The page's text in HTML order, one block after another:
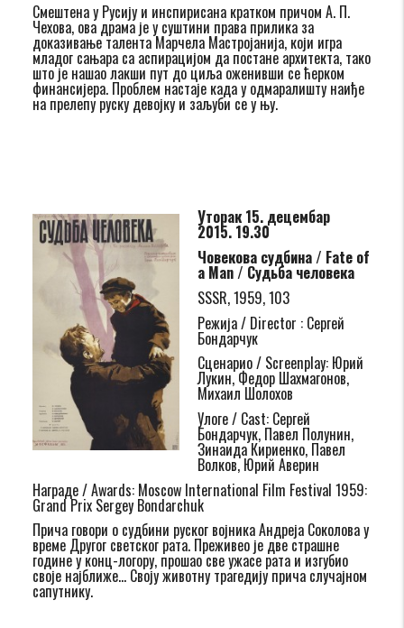
Смештена у Русију и инспирисана кратком причом А. П.
Чехова, ова драма је у суштини права прилика за
доказивање талента Марчела Мастројанија, који игра
младог сањара са аспирацијом да постане архитекта, тако
што је нашао лакши пут до циља оженивши се ћерком
финансијера. Проблем настаје када у одмаралишту наиђе
на прелепу руску девојку и заљуби се у њу.
Уторак 15. децембар
2015. 19.30
Човекова судбина / Fate of
a Man / Судьба человека
SSSR, 1959, 103
Режија / Director : Сергей
Бондарчук
Сценарио / Screenplay: Юрий
Лукин, Федор Шахмагонов,
Михаил Шолохов
Улоге / Cast: Сергей
Бондарчук, Павел Полунин,
Зинаида Кириенко, Павел
Волков, Юрий Аверин
Награде / Awards: Moscow International Film Festival 1959:
Grand Prix Sergey Bondarchuk
Прича говори о судбини руског војника Андреја Соколова у
време Другог светског рата. Преживео је две страшне
године у конц-логору, прошао све ужасе рата и изгубио
своје најближе… Своју животну трагедију прича случајном
сапутнику.